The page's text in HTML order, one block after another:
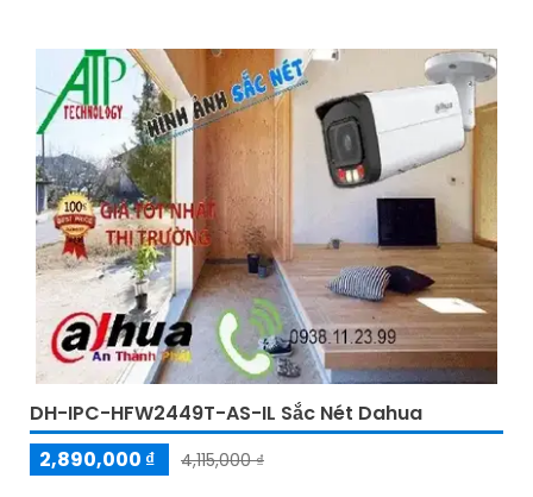
DH-IPC-HFW2449T-AS-IL Sắc Nét Dahua
2,890,000 ₫
4,115,000 ₫